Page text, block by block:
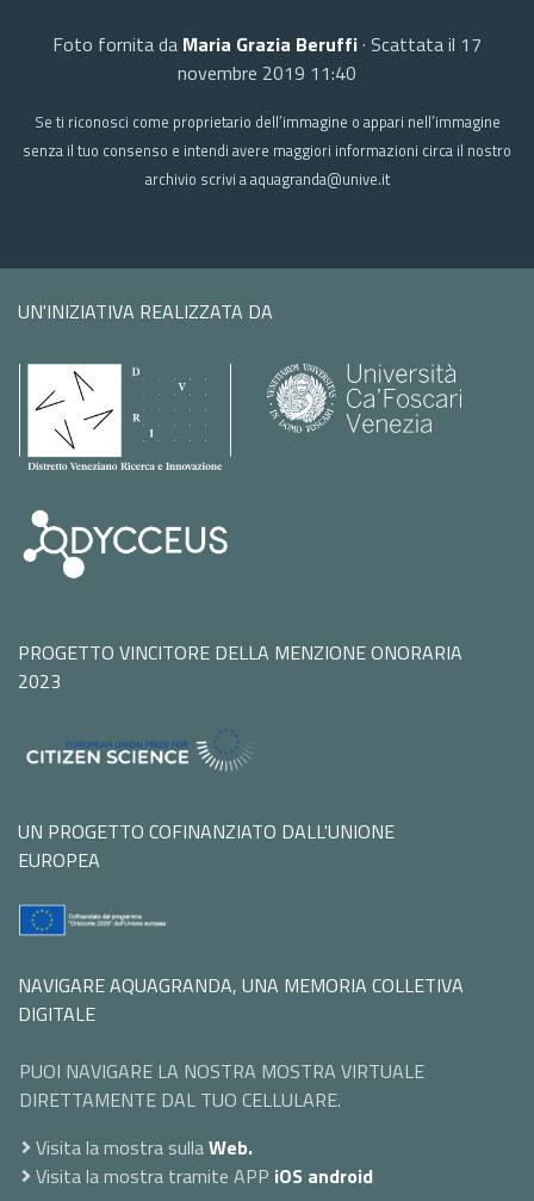
Foto fornita da Maria Grazia Beruffi· Scattata il 17
novembre 2019 11:40
Se ti riconosci come proprietario dell’immagine o appari nell’immagine
senza il tuo consenso e intendi avere maggiori informazioni circa il nostro
archivio scrivi a aquagranda@unive.it
UN'INIZIATIVA REALIZZATA DA
PROGETTO VINCITORE DELLA MENZIONE ONORARIA
2023
UN PROGETTO COFINANZIATO DALL'UNIONE
EUROPEA
NAVIGARE AQUAGRANDA, UNA MEMORIA COLLETIVA
DIGITALE
PUOI NAVIGARE LA NOSTRA MOSTRA VIRTUALE
DIRETTAMENTE DAL TUO CELLULARE.
Visita la mostra sullaWeb.
Visita la mostra tramite APP iOS android